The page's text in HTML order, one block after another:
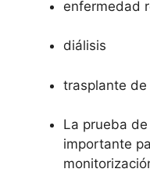
enfermedad
diálisis
trasplante de
La prueba
importante